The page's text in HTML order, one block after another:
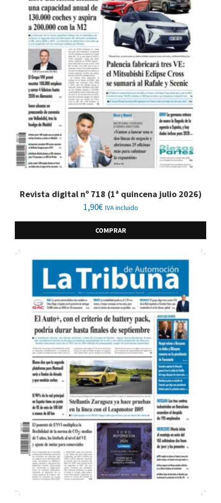
Revista digital nº 718 (1ª quincena julio 2026)
1,90€ IVA incluido
COMPRAR